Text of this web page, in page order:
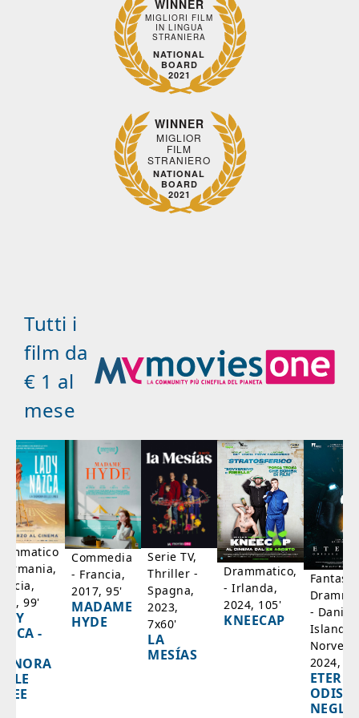
WINNER
MIGLIORI FILM
IN LINGUA
STRANIERA
NATIONAL
BOARD
2021
WINNER
MIGLIOR
FILM
STRANIERO
NATIONAL
BOARD
2021
Tutti i
film da
€ 1 al
mese
99'
-
Commedia
- Francia,
2017, 95'
MADAME
HYDE
Serie TV,
Thriller -
Spagna,
2023,
7x60'
LA
MESÍAS
Drammatico,
- Irlanda,
2024, 105'
KNEECAP
-
Islanda,
2024,
NEGLI